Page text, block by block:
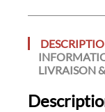
LIVRAISON